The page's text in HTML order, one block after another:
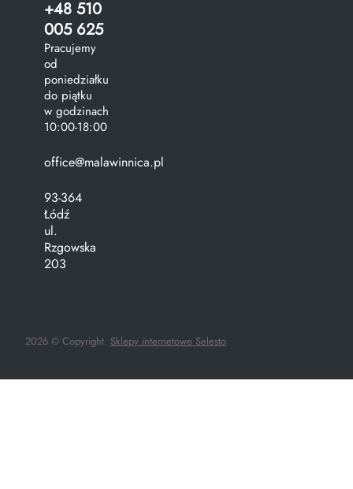
+48 510
005 625
Pracujemy
od
poniedziałku
do piątku
w godzinach
10:00-18:00
office@malawinnica.pl
93-364
Łódź
ul.
Rzgowska
203
2026 © Copyright. Sklepy internetowe Selesto